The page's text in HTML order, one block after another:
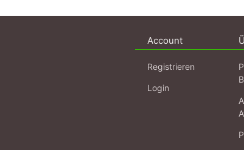
Account
Registrieren
Login